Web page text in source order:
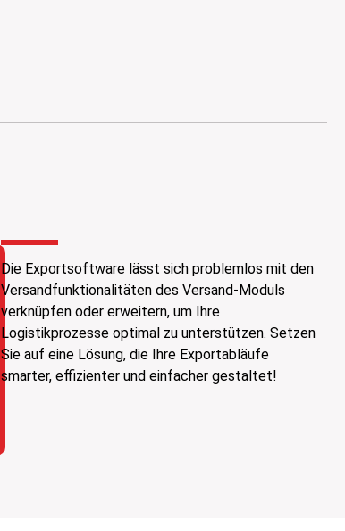
Die Exportsoftware lässt sich problemlos mit den
Versandfunktionalitäten des Versand-Moduls
verknüpfen oder erweitern, um Ihre
Logistikprozesse optimal zu unterstützen. Setzen
Sie auf eine Lösung, die Ihre Exportabläufe
smarter, effizienter und einfacher gestaltet!